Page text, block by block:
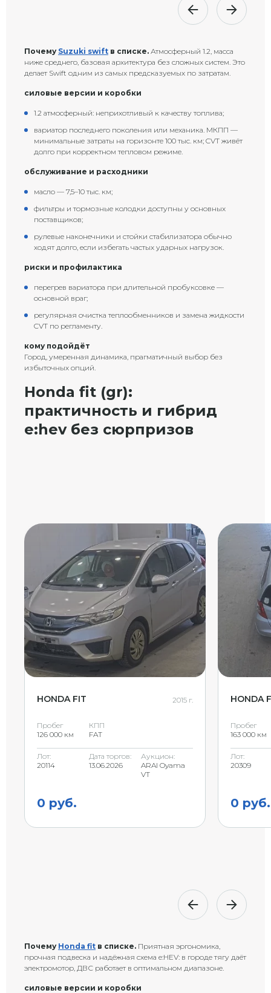
Почему Suzuki swift в списке. Атмосферный 1.2, масса
ниже среднего, базовая архитектура без сложных систем. Это
делает Swift одним из самых предсказуемых по затратам.
силовые версии и коробки
1.2 атмосферный: неприхотливый к качеству топлива;
вариатор последнего поколения или механика. МКПП —
минимальные затраты на горизонте 100 тыс. км; CVT живёт
долго при корректном тепловом режиме.
обслуживание и расходники
масло — 7,5–10 тыс. км;
фильтры и тормозные колодки доступны у основных
поставщиков;
рулевые наконечники и стойки стабилизатора обычно
ходят долго, если избегать частых ударных нагрузок.
риски и профилактика
перегрев вариатора при длительной пробуксовке —
основной враг;
регулярная очистка теплообменников и замена жидкости
CVT по регламенту.
кому подойдёт
Город, умеренная динамика, прагматичный выбор без
избыточных опций.
Honda fit (gr):
практичность и гибрид
e:hev без сюрпризов
HONDA FIT 2015 г.
Пробег
126 000 км
КПП
FAT
Лот:
20114
Дата торгов:
13.06.2026
Аукцион:
ARAI Oyama
VT
0 руб.
HONDA
Пробег
163 000 км
Лот:
20309
0 руб.
Почему Honda fit в списке. Приятная эргономика,
прочная подвеска и надёжная схема e:HEV: в городе тягу даёт
электромотор, ДВС работает в оптимальном диапазоне.
силовые версии и коробки